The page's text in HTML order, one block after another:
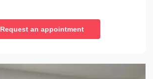
Request an appointment